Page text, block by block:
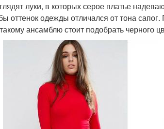
луки, в которых серое платье
оттенок одежды отличался от тона
ансамблю стоит подобрать черного